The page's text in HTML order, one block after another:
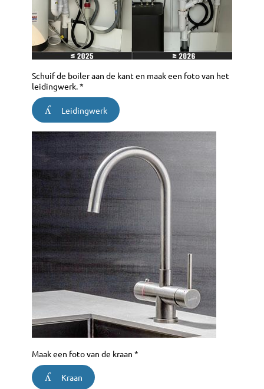
Schuif de boiler aan de kant en maak een foto van het
leidingwerk. *
Leidingwerk
Maak een foto van de kraan *
Kraan